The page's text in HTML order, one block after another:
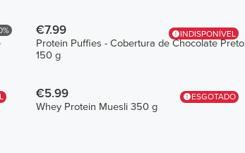
INDISPONÍVEL
€7.99
Protein Puffies - Cobertura de Chocolate Preto
150 g
ESGOTADO
€5.99
Whey Protein Muesli 350 g